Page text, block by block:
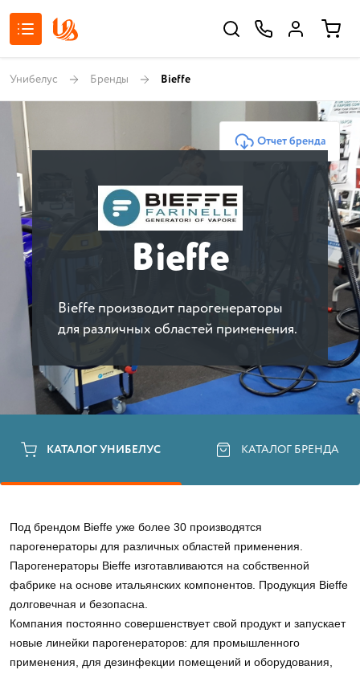
Унибелус Бренды Bieffe
Отчет бренда
Bieffe
Bieffe производит парогенераторы
для различных областей применения.
КАТАЛОГ УНИБЕЛУС КАТАЛОГ БРЕНДА
Под брендом Bieffe уже более 30 производятся
парогенераторы для различных областей применения.
Парогенераторы Bieffe изготавливаются на собственной
фабрике на основе итальянских компонентов. Продукция Bieffe
долговечная и безопасна.
Компания постоянно совершенствует свой продукт и запускает
новые линейки парогенераторов: для промышленного
применения, для дезинфекции помещений и оборудования,